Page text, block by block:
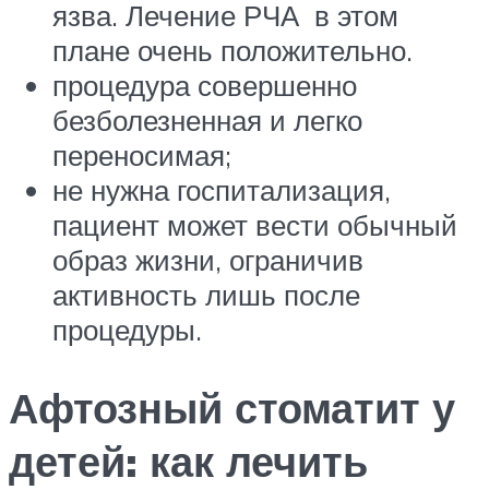
язва. Лечение РЧА в этом
плане очень положительно.
процедура совершенно
безболезненная и легко
переносимая;
не нужна госпитализация,
пациент может вести обычный
образ жизни, ограничив
активность лишь после
процедуры.
Афтозный стоматит у
детей: как лечить